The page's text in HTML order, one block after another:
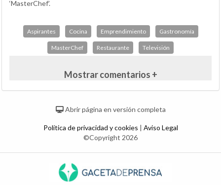
‘MasterChef’.
Aspirantes Cocina Emprendimiento Gastronomía
MasterChef Restaurante Televisión
Mostrar comentarios +
Abrir página en versión completa
Política de privacidad y cookies | Aviso Legal
©Copyright 2026